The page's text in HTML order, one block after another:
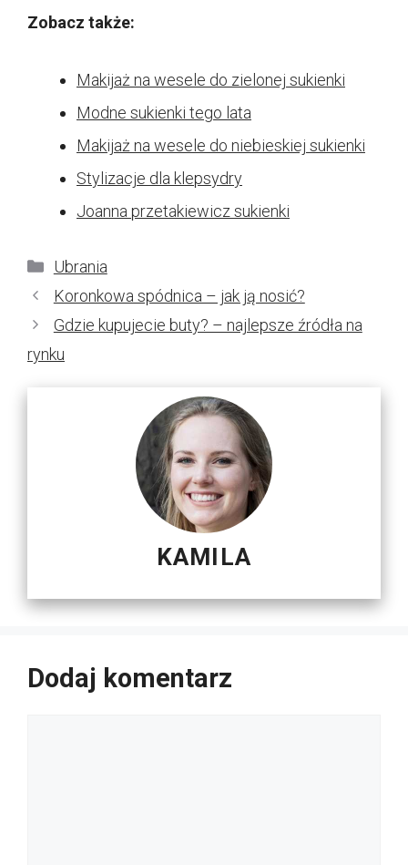
Zobacz także:
Makijaż na wesele do zielonej sukienki
Modne sukienki tego lata
Makijaż na wesele do niebieskiej sukienki
Stylizacje dla klepsydry
Joanna przetakiewicz sukienki
Kategorie
Ubrania
Koronkowa spódnica – jak ją nosić?
Gdzie kupujecie buty? – najlepsze źródła na
rynku
KAMILA
Dodaj komentarz